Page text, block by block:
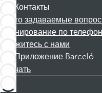
Контакты
Часто задаваемые
Бронирование по
Свяжитесь с нами
Приложение Barceló
Скачать